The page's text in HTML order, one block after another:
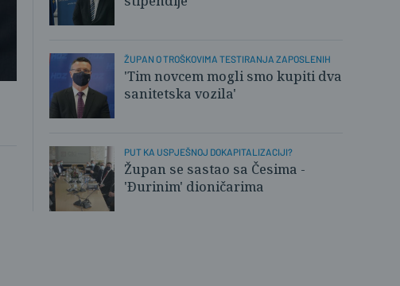
naslovnica
ŽUPAN O TROŠKOVIMA TESTIRANJA ZAPOSLENIH
'Tim novcem mogli smo kupiti dva
sanitetska vozila'
PUT KA USPJEŠNOJ DOKAPITALIZACIJI?
Župan se sastao sa Česima -
'Đurinim' dioničarima